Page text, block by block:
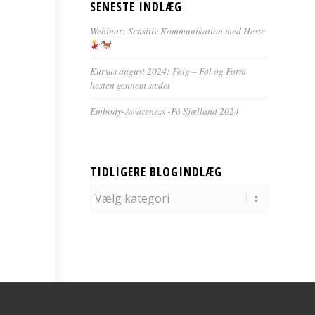
SENESTE INDLÆG
Webinar: Sensitiv Kommunikation med Heste
Kursus august 2024: Følg – Føl og Form
hesten gennem sædet
Embody-Awareness -På Sjælland 2024
TIDLIGERE BLOGINDLÆG
Tidligere